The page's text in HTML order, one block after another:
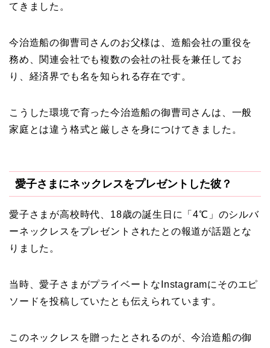
てきました。
今治造船の御曹司さんのお父様は、造船会社の重役を
務め、関連会社でも複数の会社の社長を兼任してお
り、経済界でも名を知られる存在です。
こうした環境で育った今治造船の御曹司さんは、一般
家庭とは違う格式と厳しさを身につけてきました。
愛子さまにネックレスをプレゼントした彼？
愛子さまが高校時代、18歳の誕生日に「4℃」のシルバ
ーネックレスをプレゼントされたとの報道が話題とな
りました。
当時、愛子さまがプライベートなInstagramにそのエピ
ソードを投稿していたとも伝えられています。
このネックレスを贈ったとされるのが、今治造船の御